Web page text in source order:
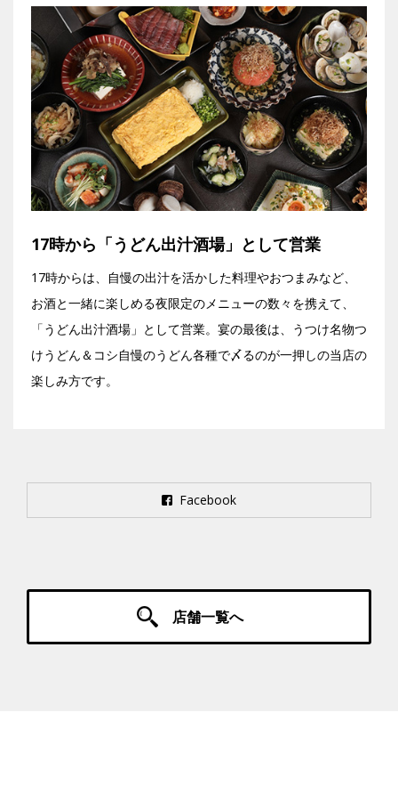
17時から「うどん出汁酒場」として営業
17時からは、自慢の出汁を活かした料理やおつまみなど、
お酒と一緒に楽しめる夜限定のメニューの数々を携えて、
「うどん出汁酒場」として営業。宴の最後は、うつけ名物つ
けうどん＆コシ自慢のうどん各種で〆るのが一押しの当店の
楽しみ方です。
Facebook
店舗一覧へ